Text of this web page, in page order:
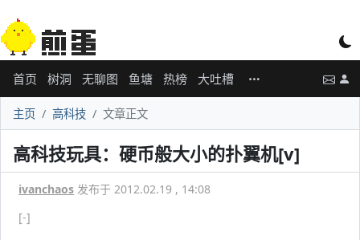
首页 树洞 无聊图 鱼塘 热榜 大吐槽
主页 高科技 文章正文
高科技玩具：硬币般大小的扑翼机[v]
ivanchaos 发布于 2012.02.19 , 14:08
[-]